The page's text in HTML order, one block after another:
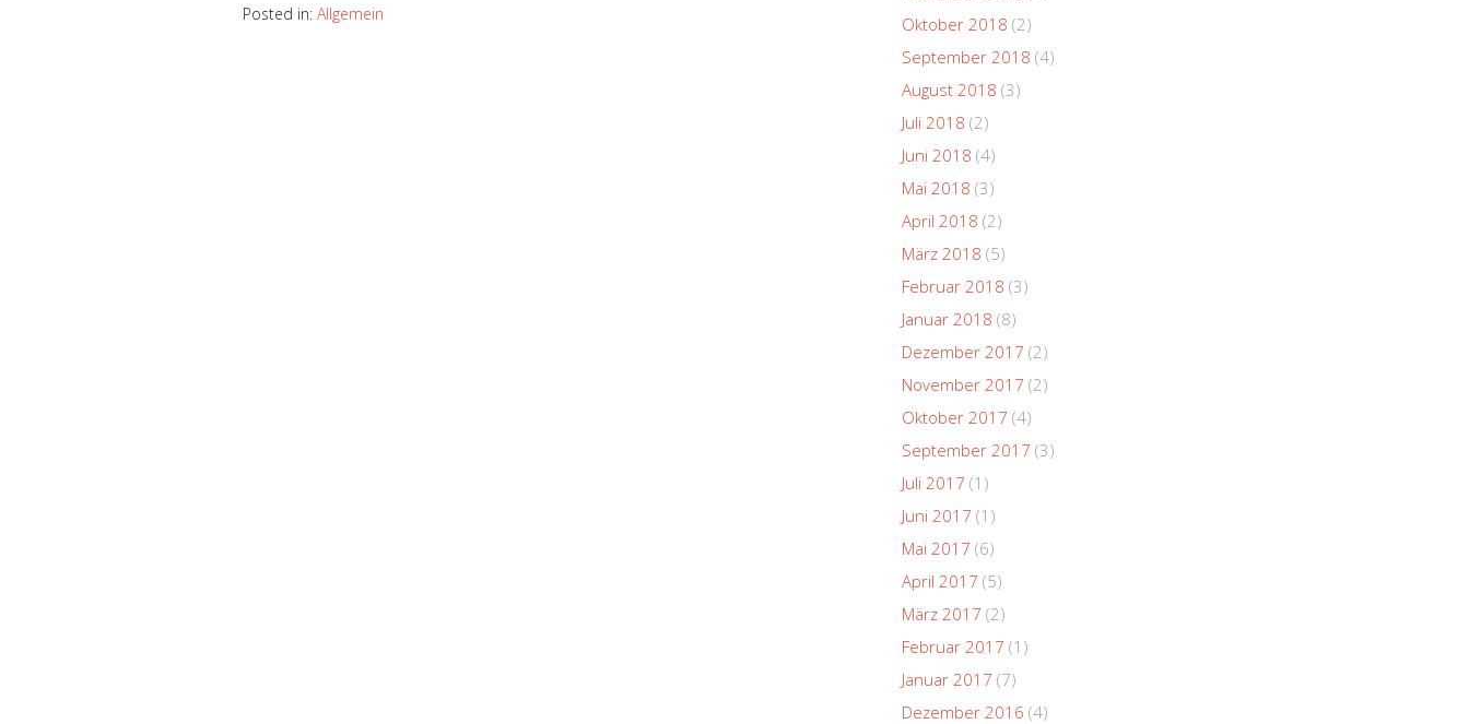
Posted in: Allgemein
Oktober 2018 (2)
September 2018 (4)
August 2018 (3)
Juli 2018 (2)
Juni 2018 (4)
Mai 2018 (3)
April 2018 (2)
März 2018 (5)
Februar 2018 (3)
Januar 2018 (8)
Dezember 2017 (2)
November 2017 (2)
Oktober 2017 (4)
September 2017 (3)
Juli 2017 (1)
Juni 2017 (1)
Mai 2017 (6)
April 2017 (5)
März 2017 (2)
Februar 2017 (1)
Januar 2017 (7)
Dezember 2016 (4)